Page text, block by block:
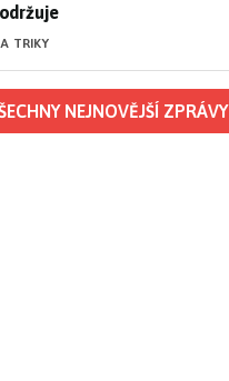
TRIKY
NEJNOVĚJŠÍ ZPRÁVY